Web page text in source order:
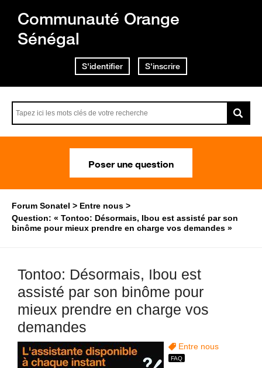
Communauté Orange
Sénégal
S'identifier S'inscrire
Poser une question
Forum Sonatel
Entre nous
Question: « Tontoo: Désormais, Ibou est assisté par son
binôme pour mieux prendre en charge vos demandes »
Tontoo: Désormais, Ibou est
assisté par son binôme pour
mieux prendre en charge vos
demandes
Entre nous